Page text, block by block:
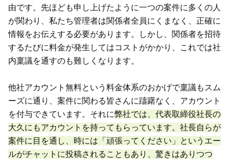
由です。先ほども申し上げたように一つの案件に多くの人
が関わり、私たち管理者は関係者全員にくまなく、正確に
情報をお伝えする必要があります。しかし、関係者を招待
するたびに料金が発生してはコストがかかり、これでは社
内稟議を通すのも難しくなります。
他社アカウント無料という料金体系のおかげで稟議もスム
ーズに通り、案件に関わる皆さんに躊躇なく、アカウント
を付与できています。それに弊社では、代表取締役社長の
大久にもアカウントを持ってもらっています。社長自らが
案件に目を通し、時には「頑張ってください」というエー
ルがチャットに投稿されることもあり、驚きはありつつ